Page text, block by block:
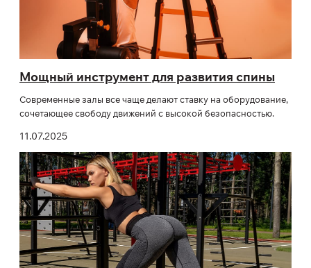
Мощный инструмент для развития спины
Современные залы все чаще делают ставку на оборудование,
сочетающее свободу движений с высокой безопасностью.
11.07.2025